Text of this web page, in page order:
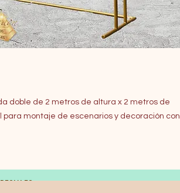
doble de 2 metros de altura x 2 metros de
para montaje de escenarios y decoración con